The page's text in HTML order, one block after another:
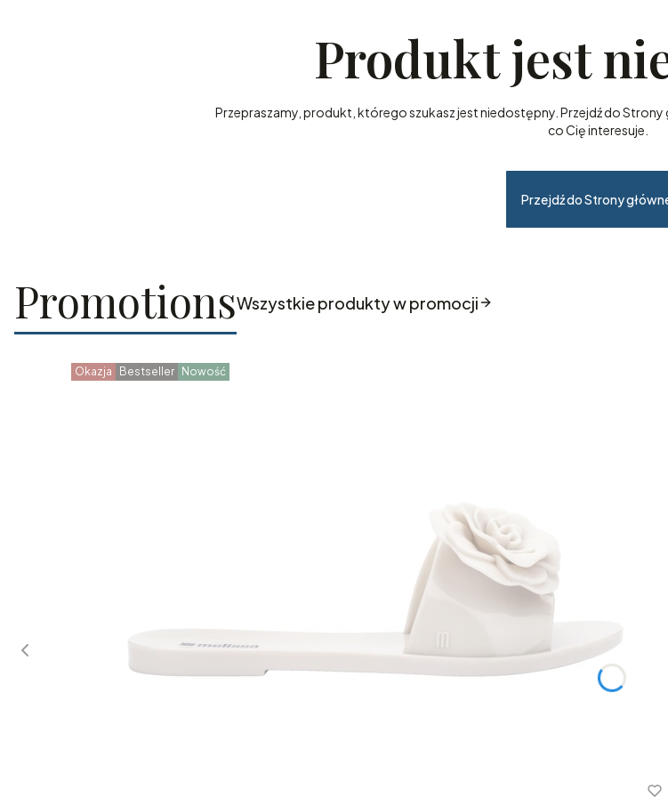
Produkt jest
Przepraszamy, produkt, którego szukasz jest niedostępny. Przejdź do Strony
co Cię interesuje.
Przejdź do Strony
PromotionsWszystkie produkty w promocji
Okazja Bestseller Nowość